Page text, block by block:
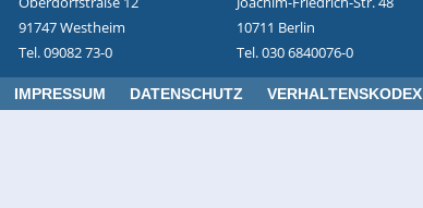
91747 Westheim
Tel. 09082 73-0
10711 Berlin
Tel. 030 6840076-0
IMPRESSUM DATENSCHUTZ VERHALTENSKODEX